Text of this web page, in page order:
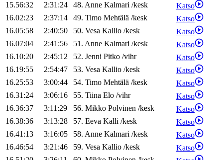
15.56:32
2:31:24 48. Anne Kalmari /kesk
Katso
16.02:23
2:37:14 49. Timo Mehtälä /kesk
Katso
16.05:58
2:40:50 50. Vesa Kallio /kesk
Katso
16.07:04
2:41:56 51. Anne Kalmari /kesk
Katso
16.10:20
2:45:12 52. Jenni Pitko /vihr
Katso
16.19:55
2:54:47 53. Vesa Kallio /kesk
Katso
16.25:53
3:00:44 54. Timo Mehtälä /kesk
Katso
16.31:24
3:06:16 55. Tiina Elo /vihr
Katso
16.36:37
3:11:29 56. Mikko Polvinen /kesk
Katso
16.38:36
3:13:28 57. Eeva Kalli /kesk
Katso
16.41:13
3:16:05 58. Anne Kalmari /kesk
Katso
16.46:54
3:21:46 59. Vesa Kallio /kesk
Katso